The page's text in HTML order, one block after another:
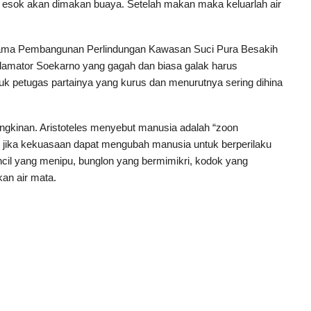
akan dimakan buaya. Setelah makan maka keluarlah air
Pembangunan Perlindungan Kawasan Suci Pura Besakih
Soekarno yang gagah dan biasa galak harus
petugas partainya yang kurus dan menurutnya sering dihina
Aristoteles menyebut manusia adalah “zoon
kekuasaan dapat mengubah manusia untuk berperilaku
yang menipu, bunglon yang bermimikri, kodok yang
air mata.